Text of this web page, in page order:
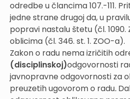
odredbe u člancima 107.-111.
jedne strane drugoj da, u
popravi nastalu štetu (čl. 1090.
oblicima (čl. 346. st. 1. ZOO-a).
Zakon o radu nema izričitih
(disciplinskoj)odgovornosti
javnopravne odgovornosti za
preuzetih ugovorom o radu.